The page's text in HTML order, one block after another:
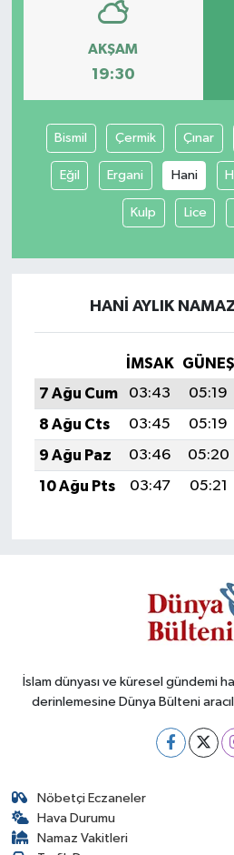
AKŞAM
19:30
Bismil Çermik Çınar
Eğil Ergani Hani
Kulp Lice
HANI AYLIK
İMSAK GÜNEŞ
7 Ağu Cum
03:43 05:19
8 Ağu Cts
03:45 05:19
9 Ağu Paz
03:46 05:20
10 Ağu Pts
03:47 05:21
İslam dünyası ve küresel gündemi
derinlemesine Dünya Bülteni
Nöbetçi Eczaneler
Hava Durumu
Namaz Vakitleri